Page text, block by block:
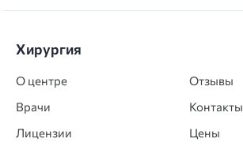
Хирургия
О центре
Врачи
Лицензии
Отзывы
Контакты
Цены